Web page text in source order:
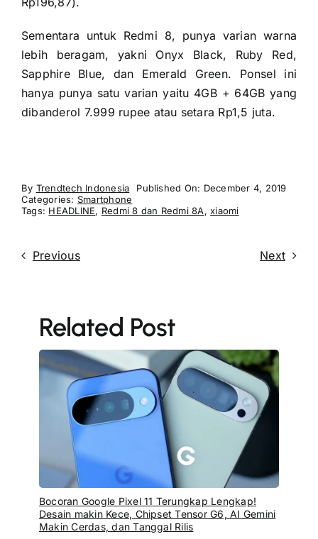
Sementara untuk Redmi 8, punya varian warna
lebih beragam, yakni Onyx Black, Ruby Red,
Sapphire Blue, dan Emerald Green. Ponsel ini
hanya punya satu varian yaitu 4GB + 64GB yang
dibanderol 7.999 rupee atau setara Rp1,5 juta.
By Trendtech Indonesia
Published On: December 4, 2019
Categories: Smartphone
Tags: HEADLINE, Redmi 8 dan Redmi 8A,xiaomi
Previous Next
Related Post
Bocoran Google Pixel 11 Terungkap Lengkap!
Desain makin Kece, Chipset Tensor G6, AI Gemini
Makin Cerdas, dan Tanggal Rilis